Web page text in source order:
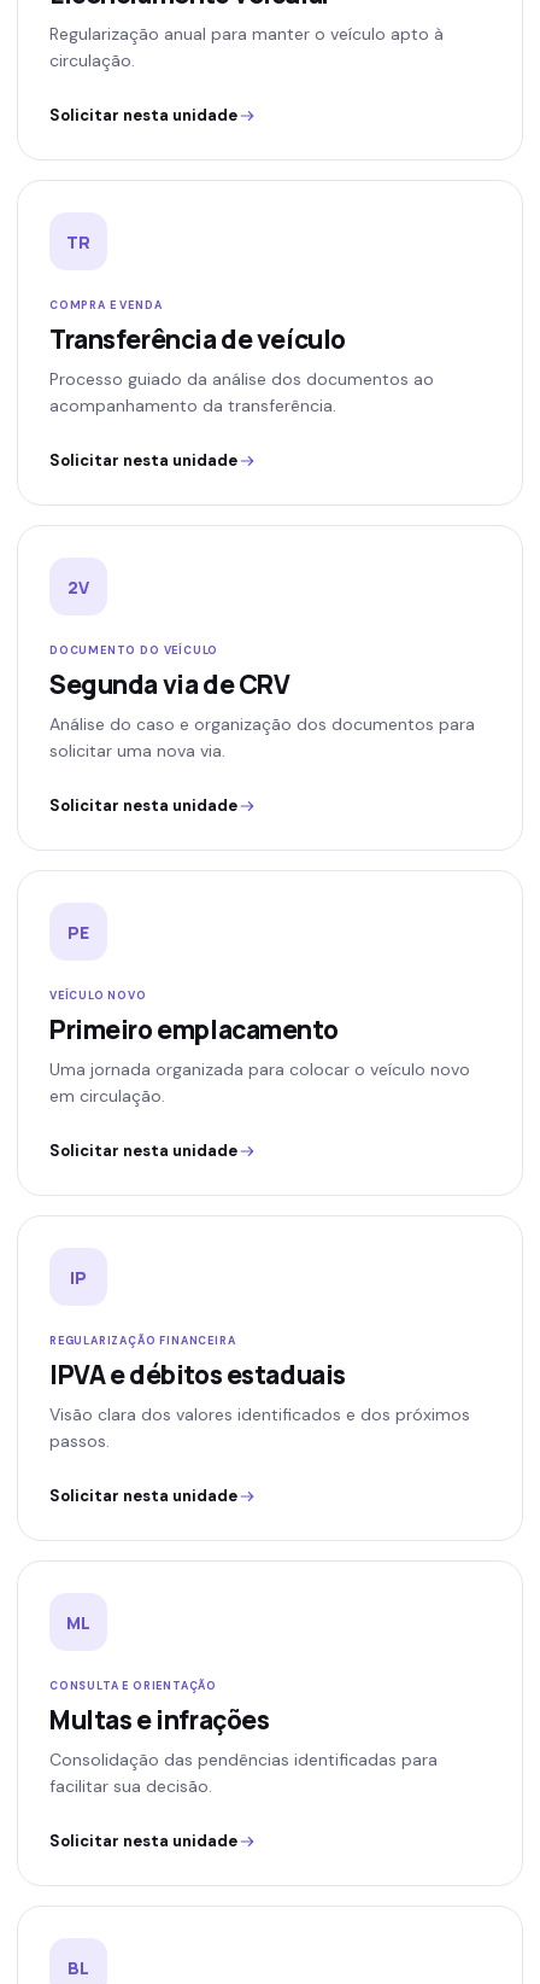
Regularização anual para manter o veículo apto à
circulação.
Solicitar nesta unidade
TR
COMPRA E VENDA
Transferência de veículo
Processo guiado da análise dos documentos ao
acompanhamento da transferência.
Solicitar nesta unidade
2V
DOCUMENTO DO VEÍCULO
Segunda via de CRV
Análise do caso e organização dos documentos para
solicitar uma nova via.
Solicitar nesta unidade
PE
VEÍCULO NOVO
Primeiro emplacamento
Uma jornada organizada para colocar o veículo novo
em circulação.
Solicitar nesta unidade
IP
REGULARIZAÇÃO FINANCEIRA
IPVA e débitos estaduais
Visão clara dos valores identificados e dos próximos
passos.
Solicitar nesta unidade
ML
CONSULTA E ORIENTAÇÃO
Multas e infrações
Consolidação das pendências identificadas para
facilitar sua decisão.
Solicitar nesta unidade
BL